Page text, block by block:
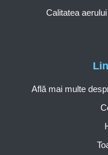
Află mai multe
Calitatea